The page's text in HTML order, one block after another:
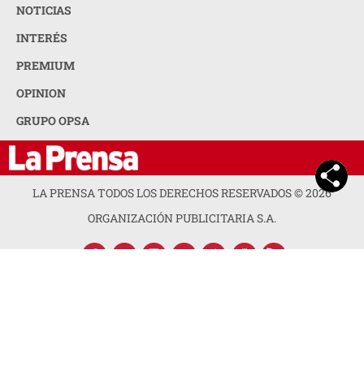
NOTICIAS
INTERÉS
PREMIUM
OPINION
GRUPO OPSA
LA PRENSA TODOS LOS DERECHOS RESERVADOS ©2026
ORGANIZACIÓN PUBLICITARIA S.A.